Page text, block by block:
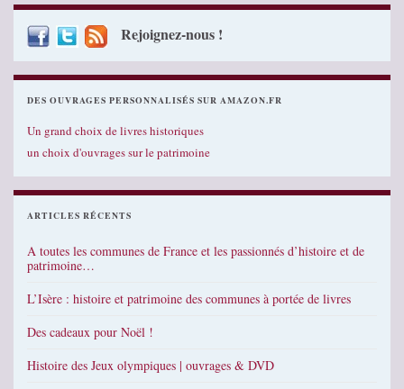
Rejoignez-nous !
DES OUVRAGES PERSONNALISÉS SUR AMAZON.FR
Un grand choix de livres historiques
un choix d'ouvrages sur le patrimoine
ARTICLES RÉCENTS
A toutes les communes de France et les passionnés d’histoire et de
patrimoine…
L’Isère : histoire et patrimoine des communes à portée de livres
Des cadeaux pour Noël !
Histoire des Jeux olympiques | ouvrages & DVD